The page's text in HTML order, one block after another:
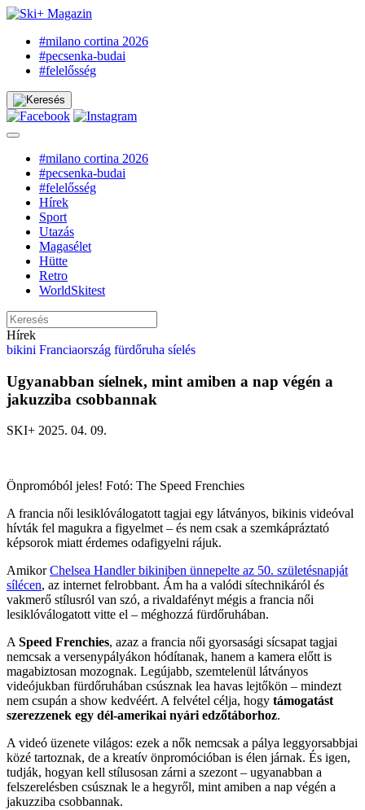
#milano cortina 2026
#pecsenka-budai
#felelősség
#milano cortina 2026
#pecsenka-budai
#felelősség
Hírek
Sport
Utazás
Magasélet
Hütte
Retro
WorldSkitest
Hírek
bikini Franciaország fürdőruha síelés
Ugyanabban síelnek, mint amiben a nap végén a
jakuzziba csobbannak
SKI+ 2025. 04. 09.
Önpromóból jeles! Fotó: The Speed Frenchies
A francia női lesiklóválogatott tagjai egy látványos, bikinis videóval
hívták fel magukra a figyelmet – és nem csak a szemkápráztató
képsorok miatt érdemes odafigyelni rájuk.
AmikorChelsea Handler bikiniben ünnepelte az 50. születésnapját
sílécen, az internet felrobbant. Ám ha a valódi sítechnikáról és
vakmerő stílusról van szó, a rivaldafényt mégis a francia női
lesiklóválogatott vitte el – méghozzá fürdőruhában.
ASpeed Frenchies, azaz a francia női gyorsasági sícsapat tagjai
nemcsak a versenypályákon hódítanak, hanem a kamera előtt is
magabiztosan mozognak. Legújabb, szemtelenül látványos
videójukban fürdőruhában csúsznak lea havas lejtőkön – mindezt
nem csupán a show kedvéért. A felvétel célja, hogy támogatást
szerezzenek egy dél-amerikai nyári edzőtáborhoz.
A videó üzenete világos: ezek a nők nemcsak a pálya leggyorsabbjai
közé tartoznak, de a kreatív önpromócióban is élen járnak. És igen,
tudják, hogyan kell stílusosan zárni a szezont – ugyanabban a
felszerelésben csúsznak le a hegyről, mint amiben a nap végén a
jakuzziba csobbannak.